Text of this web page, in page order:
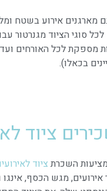
מארגנים אירוע בשטח
סוגי הציוד מגנרטור
מספקת לכל האורחים
בכאלו).
ציוד
השכרת ציוד
אירועים, מגש הכסף,